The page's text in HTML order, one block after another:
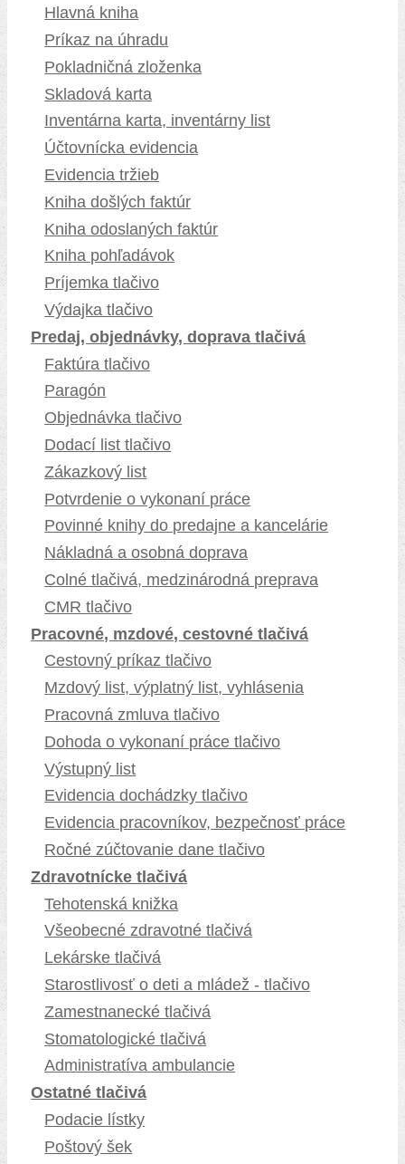
Hlavná kniha
Príkaz na úhradu
Pokladničná zloženka
Skladová karta
Inventárna karta, inventárny list
Účtovnícka evidencia
Evidencia tržieb
Kniha došlých faktúr
Kniha odoslaných faktúr
Kniha pohľadávok
Príjemka tlačivo
Výdajka tlačivo
Predaj, objednávky, doprava tlačivá
Faktúra tlačivo
Paragón
Objednávka tlačivo
Dodací list tlačivo
Zákazkový list
Potvrdenie o vykonaní práce
Povinné knihy do predajne a kancelárie
Nákladná a osobná doprava
Colné tlačivá, medzinárodná preprava
CMR tlačivo
Pracovné, mzdové, cestovné tlačivá
Cestovný príkaz tlačivo
Mzdový list, výplatný list, vyhlásenia
Pracovná zmluva tlačivo
Dohoda o vykonaní práce tlačivo
Výstupný list
Evidencia dochádzky tlačivo
Evidencia pracovníkov, bezpečnosť práce
Ročné zúčtovanie dane tlačivo
Zdravotnícke tlačivá
Tehotenská knižka
Všeobecné zdravotné tlačivá
Lekárske tlačivá
Starostlivosť o deti a mládež - tlačivo
Zamestnanecké tlačivá
Stomatologické tlačivá
Administratíva ambulancie
Ostatné tlačivá
Podacie lístky
Poštový šek